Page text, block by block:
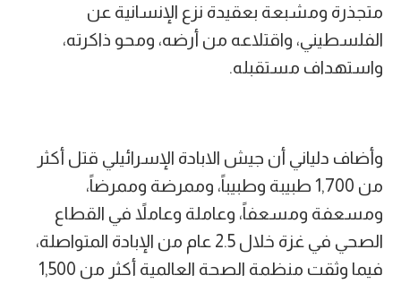
متجذرة ومشبعة بعقيدة نزع الإنسانية عن
الفلسطيني، واقتلاعه من أرضه، ومحو ذاكرته،
واستهداف مستقبله.
وأضاف دلياني أن جيش الابادة الإسرائيلي قتل أكثر
من 1,700 طبيبة وطبيباً، وممرضة وممرضاً،
ومسعفة ومسعفاً، وعاملة وعاملاً في القطاع
الصحي في غزة خلال 2.5 عام من الإبادة المتواصلة،
فيما وثقت منظمة الصحة العالمية أكثر من 1,500